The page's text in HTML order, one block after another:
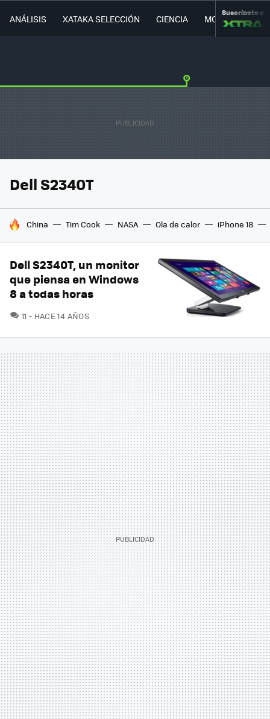
ANÁLISIS XATAKA SELECCIÓN CIENCIA MOVILIDAD
Suscríbete a
Dell S2340T
HOY SE HABLA DE
China Tim Cook NASA Ola de calor iPhone 18
Dell S2340T, un monitor
que piensa en Windows
8 a todas horas
11 COMENTARIOS
HACE 14 AÑOS